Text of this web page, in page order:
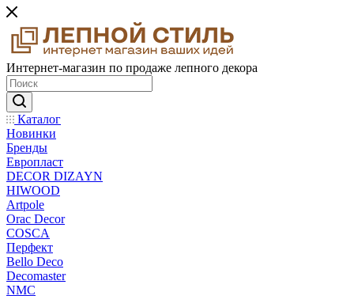
Интернет-магазин по продаже лепного декора
Каталог
Новинки
Бренды
Европласт
DECOR DIZAYN
HIWOOD
Artpole
Orac Decor
COSCA
Перфект
Bello Deco
Decomaster
NMС